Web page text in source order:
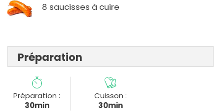
8 saucisses à cuire
Préparation
Préparation :
30min
Cuisson :
30min